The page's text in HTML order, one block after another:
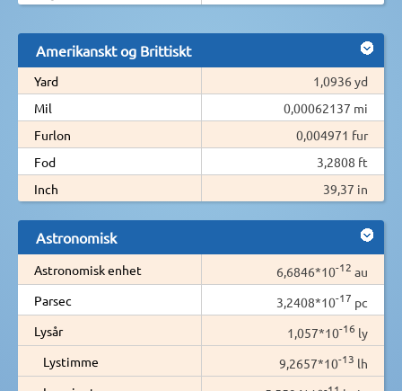
Amerikanskt og Brittiskt
Yard
1,0936 yd
Mil
0,00062137 mi
Furlon
0,004971 fur
Fod
3,2808 ft
Inch
39,37 in
Astronomisk
Astronomisk enhet 6,6846*10-12 au
Parsec
3,2408*10-17 pc
Lysår
1,057*10-16 ly
Lystimme
9,2657*10-13 lh